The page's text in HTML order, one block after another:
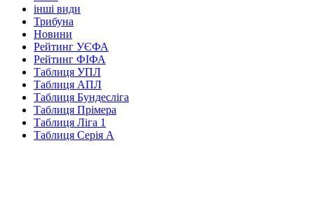
інші види
Трибуна
Новини
Рейтинг УЄФА
Рейтинг ФІФА
Таблиця УПЛ
Таблиця АПЛ
Таблиця Бундесліга
Таблиця Прімера
Таблиця Ліга 1
Таблиця Серія А